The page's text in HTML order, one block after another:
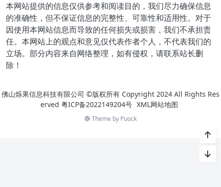
本网站提供的信息仅供参考和阅读目的，我们尽力确保信息
的准确性，但不保证信息的完整性、可靠性和适用性。对于
因使用本网站信息而导致的任何损失或损害，我们不承担责
任。本网站上的观点和意见仅代表作者个人，不代表我们的
立场。部分内容来自网络整理，如有侵权，请联系站长删
除！
佛山烁果信息科技有限公司 ©版权所有 Copyright 2024 All Rights Res
erved 粤ICP备2022149204号 XML网站地图
Theme by Puock